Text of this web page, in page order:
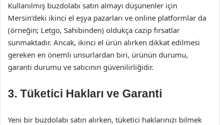
Kullanılmış buzdolabı satın almayı düşünenler için
Mersin’deki ikinci el eşya pazarları ve online platformlar da
(örneğin; Letgo, Sahibinden) oldukça cazip fırsatlar
sunmaktadır. Ancak, ikinci el ürün alırken dikkat edilmesi
gereken en önemli unsurlardan biri, ürünün durumu,
garanti durumu ve satıcının güvenilirliğidir.
3. Tüketici Hakları ve Garanti
Yeni bir buzdolabı satın alırken, tüketici haklarınızı bilmek